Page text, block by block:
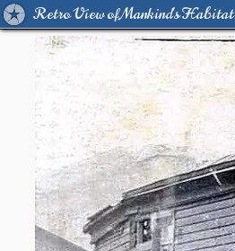
Retro View of Mankind's Habitat